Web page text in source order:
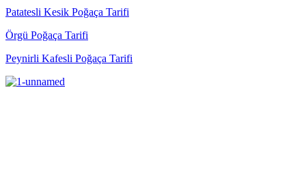
Patatesli Kesik Poğaça Tarifi
Örgü Poğaça Tarifi
Peynirli Kafesli Poğaça Tarifi